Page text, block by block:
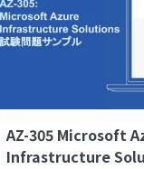
AZ-305 Microsoft
Infrastructure